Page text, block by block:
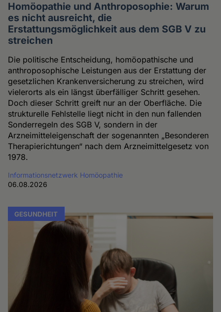
Homöopathie und Anthroposophie: Warum
es nicht ausreicht, die
Erstattungsmöglichkeit aus dem SGB V zu
streichen
Die politische Entscheidung, homöopathische und
anthroposophische Leistungen aus der Erstattung der
gesetzlichen Krankenversicherung zu streichen, wird
vielerorts als ein längst überfälliger Schritt gesehen.
Doch dieser Schritt greift nur an der Oberfläche. Die
strukturelle Fehlstelle liegt nicht in den nun fallenden
Sonderregeln des SGB V, sondern in der
Arzneimitteleigenschaft der sogenannten „Besonderen
Therapierichtungen“ nach dem Arzneimittelgesetz von
1978.
Informationsnetzwerk Homöopathie
06.08.2026
GESUNDHEIT